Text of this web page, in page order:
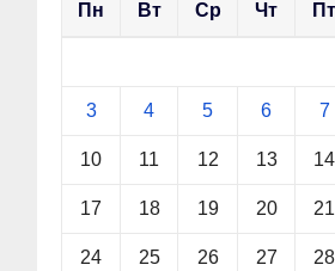
Пн Вт Ср Чт Пт
3 4 5 6 7
10 11 12 13 14
17 18 19 20 21
24 25 26 27 28